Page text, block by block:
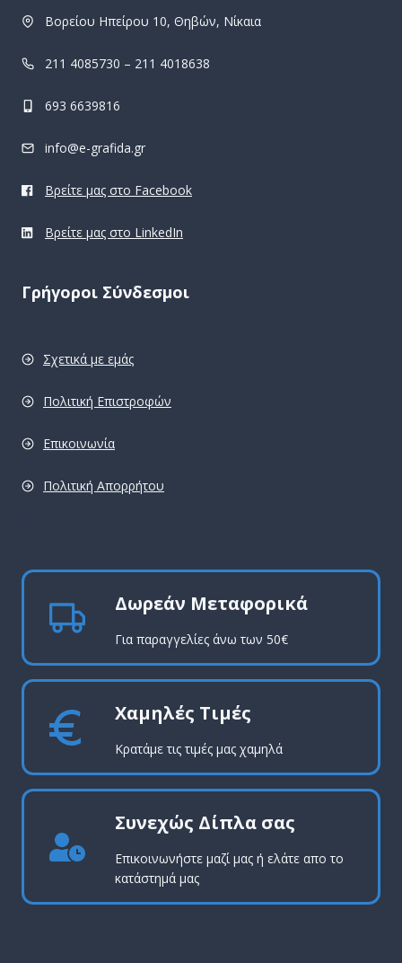
Βορείου Ηπείρου 10, Θηβών, Νίκαια
211 4085730 – 211 4018638
693 6639816
info@e-grafida.gr
Βρείτε μας στο Facebook
Βρείτε μας στο LinkedIn
Γρήγοροι Σύνδεσμοι
Σχετικά με εμάς
Πολιτική Επιστροφών
Επικοινωνία
Πολιτική Απορρήτου
Δωρεάν Μεταφορικά
Για παραγγελίες άνω των 50€
Χαμηλές Τιμές
Κρατάμε τις τιμές μας χαμηλά
Συνεχώς Δίπλα σας
Επικοινωνήστε μαζί μας ή ελάτε απο το
κατάστημά μας